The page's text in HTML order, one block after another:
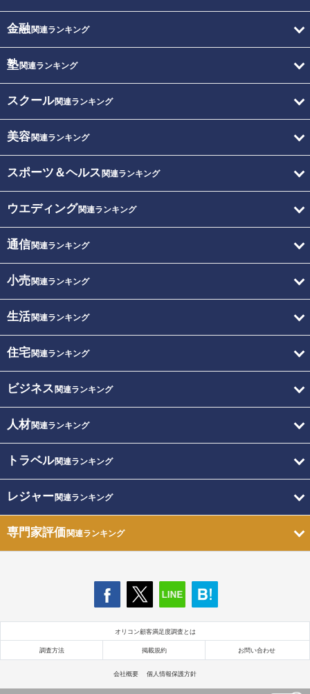
金融関連ランキング
塾関連ランキング
スクール関連ランキング
美容関連ランキング
スポーツ＆ヘルス 関連ランキング
ウエディング関連ランキング
通信関連ランキング
小売関連ランキング
生活関連ランキング
住宅関連ランキング
ビジネス 関連ランキング
人材関連ランキング
トラベル関連ランキング
レジャー関連ランキング
専門家評価関連ランキング
オリコン顧客満足度調査とは
調査方法 掲載規約 お問い合わせ
会社概要 個人情報保護方針